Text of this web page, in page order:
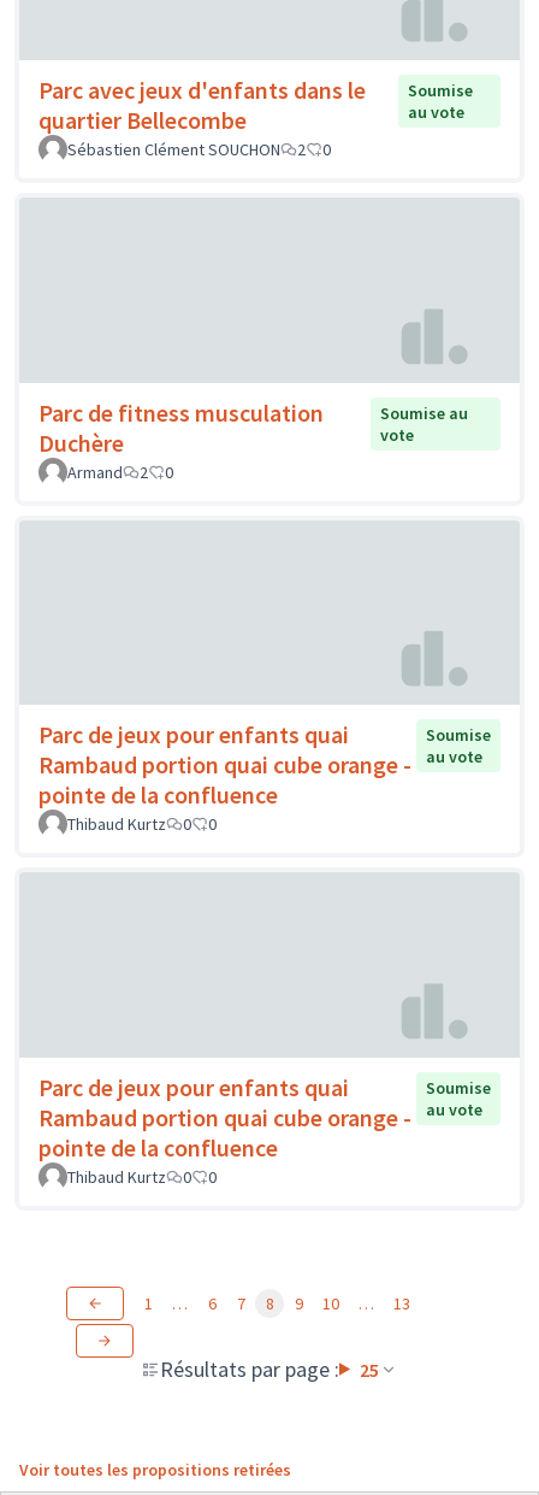
Parc avec jeux d'enfants dans le
quartier Bellecombe
Soumise
au vote
Sébastien Clément SOUCHON
2 0
Parc de fitness musculation
Duchère
Soumise au
vote
Armand
2 0
Parc de jeux pour enfants quai
Rambaud portion quai cube orange -
pointe de la confluence
Soumise
au vote
Thibaud Kurtz 0 0
Parc de jeux pour enfants quai
Rambaud portion quai cube orange -
pointe de la confluence
Soumise
au vote
Thibaud Kurtz 0 0
Résultats par page : 25
1 … 6 7 8 9 10 … 13
Voir toutes les propositions retirées